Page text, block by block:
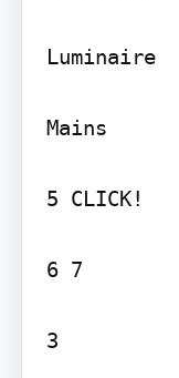
Luminaire
Mains
5 CLICK!
6 7
3